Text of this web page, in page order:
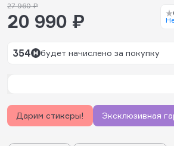
27 960 ₽
20 990 ₽
354 будет начислено за покупку
Дарим стикеры! Эксклюзивная